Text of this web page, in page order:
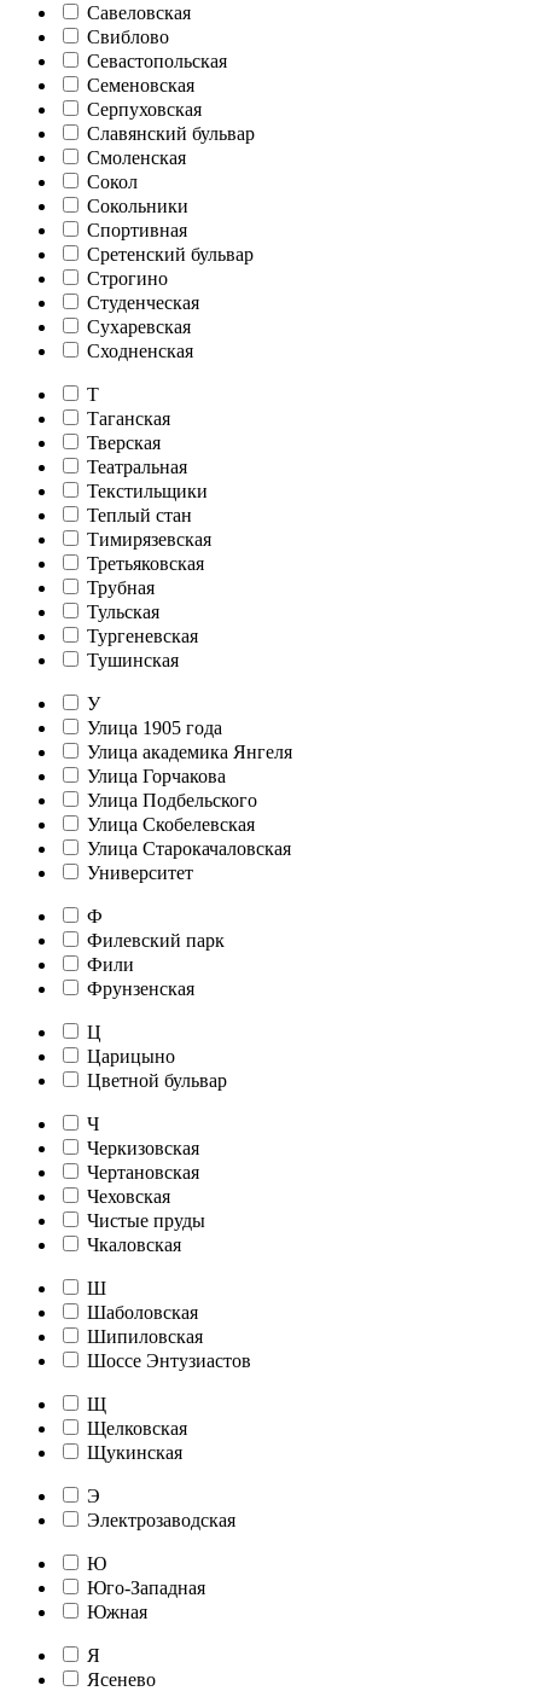
Савеловская
Свиблово
Севастопольская
Семеновская
Серпуховская
Славянский бульвар
Смоленская
Сокол
Сокольники
Спортивная
Сретенский бульвар
Строгино
Студенческая
Сухаревская
Сходненская
Т
Таганская
Тверская
Театральная
Текстильщики
Теплый стан
Тимирязевская
Третьяковская
Трубная
Тульская
Тургеневская
Тушинская
У
Улица 1905 года
Улица академика Янгеля
Улица Горчакова
Улица Подбельского
Улица Скобелевская
Улица Старокачаловская
Университет
Ф
Филевский парк
Фили
Фрунзенская
Ц
Царицыно
Цветной бульвар
Ч
Черкизовская
Чертановская
Чеховская
Чистые пруды
Чкаловская
Ш
Шаболовская
Шипиловская
Шоссе Энтузиастов
Щ
Щелковская
Щукинская
Э
Электрозаводская
Ю
Юго-Западная
Южная
Я
Ясенево